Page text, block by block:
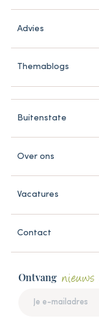
Advies
Themablogs
Buitenstate
Over ons
Vacatures
Contact
Ontvang nieuws